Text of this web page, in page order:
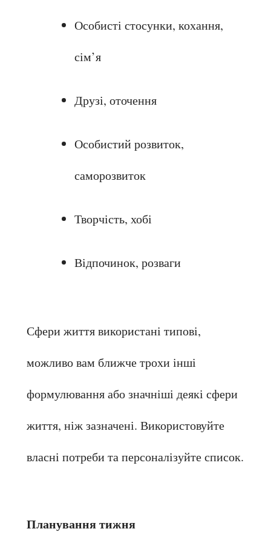
Особисті стосунки, кохання,
сім’я
Друзі, оточення
Особистий розвиток,
саморозвиток
Творчість, хобі
Відпочинок, розваги
Сфери життя використані типові,
можливо вам ближче трохи інші
формулювання або значніші деякі сфери
життя, ніж зазначені. Використовуйте
власні потреби та персоналізуйте список.
Планування тижня